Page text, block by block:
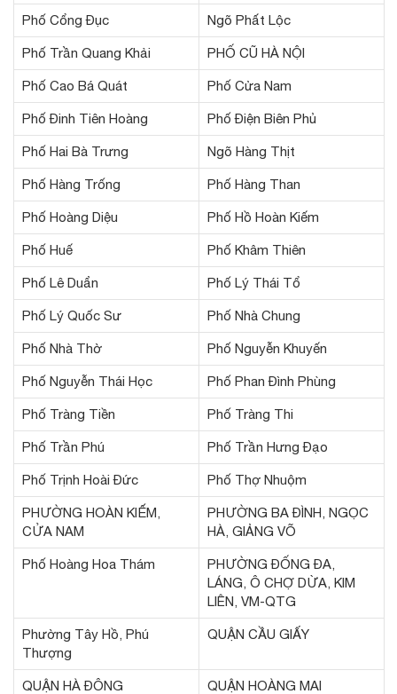
Phố Cổng Đục Ngõ Phất Lộc
Phố Trần Quang Khải PHỐ CŨ HÀ NỘI
Phố Cao Bá Quát Phố Cửa Nam
Phố Đinh Tiên Hoàng Phố Điện Biên Phủ
Phố Hai Bà Trưng Ngõ Hàng Thịt
Phố Hàng Trống Phố Hàng Than
Phố Hoàng Diệu Phố Hồ Hoàn Kiếm
Phố Huế Phố Khâm Thiên
Phố Lê Duẩn Phố Lý Thái Tổ
Phố Lý Quốc Sư Phố Nhà Chung
Phố Nhà Thờ Phố Nguyễn Khuyến
Phố Nguyễn Thái Học Phố Phan Đình Phùng
Phố Tràng Tiền Phố Tràng Thi
Phố Trần Phú Phố Trần Hưng Đạo
Phố Trịnh Hoài Đức Phố Thợ Nhuộm
PHƯỜNG HOÀN KIẾM,
CỬA NAM
PHƯỜNG BA ĐÌNH, NGỌC
HÀ, GIẢNG VÕ
Phố Hoàng Hoa Thám
PHƯỜNG ĐỐNG ĐA,
LÁNG, Ô CHỢ DỪA, KIM
LIÊN, VM-QTG
Phường Tây Hồ, Phú
Thượng
QUẬN CẦU GIẤY
QUẬN HÀ ĐÔNG QUẬN HOÀNG MAI